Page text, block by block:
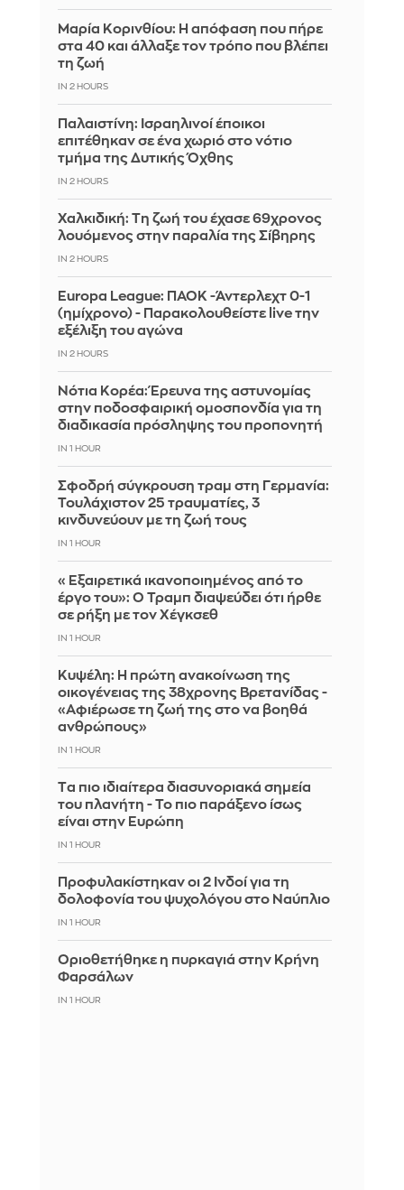
Μαρία Κορινθίου: Η απόφαση που πήρε
στα 40 και άλλαξε τον τρόπο που βλέπει
τη ζωή
IN 2 HOURS
Παλαιστίνη: Ισραηλινοί έποικοι
επιτέθηκαν σε ένα χωριό στο νότιο
τμήμα της Δυτικής Όχθης
IN 2 HOURS
Χαλκιδική: Τη ζωή του έχασε 69χρονος
λουόμενος στην παραλία της Σίβηρης
IN 2 HOURS
Europa League: ΠΑΟΚ -Άντερλεχτ 0-1
(ημίχρονο) - Παρακολουθείστε live την
εξέλιξη του αγώνα
IN 2 HOURS
Νότια Κορέα: Έρευνα της αστυνομίας
στην ποδοσφαιρική ομοσπονδία για τη
διαδικασία πρόσληψης του προπονητή
IN 1 HOUR
Σφοδρή σύγκρουση τραμ στη Γερμανία:
Τουλάχιστον 25 τραυματίες, 3
κινδυνεύουν με τη ζωή τους
IN 1 HOUR
«Εξαιρετικά ικανοποιημένος από το
έργο του»: Ο Τραμπ διαψεύδει ότι ήρθε
σε ρήξη με τον Χέγκσεθ
IN 1 HOUR
Κυψέλη: Η πρώτη ανακοίνωση της
οικογένειας της 38χρονης Βρετανίδας -
«Αφιέρωσε τη ζωή της στο να βοηθά
ανθρώπους»
IN 1 HOUR
Tα πιο ιδιαίτερα διασυνοριακά σημεία
του πλανήτη - Το πιο παράξενο ίσως
είναι στην Ευρώπη
IN 1 HOUR
Προφυλακίστηκαν οι 2 Ινδοί για τη
δολοφονία του ψυχολόγου στο Ναύπλιο
IN 1 HOUR
Οριοθετήθηκε η πυρκαγιά στην Κρήνη
Φαρσάλων
IN 1 HOUR